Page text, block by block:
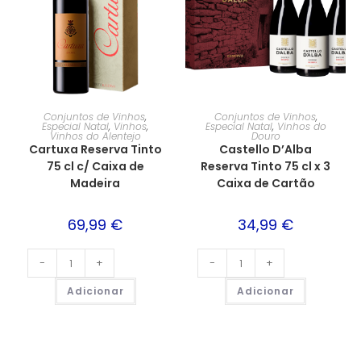
Conjuntos de Vinhos,
Especial Natal, Vinhos,
Vinhos do Alentejo
Cartuxa Reserva Tinto
75 cl c/ Caixa de
Madeira
69,99 €
- +
Adicionar
Conjuntos de Vinhos,
Especial Natal, Vinhos do
Douro
Castello D’Alba
Reserva Tinto 75 cl x 3
Caixa de Cartão
34,99 €
- +
Adicionar